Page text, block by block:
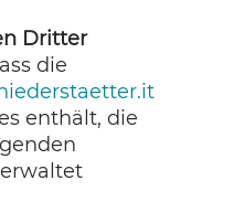
Dritter
die
enthält, die